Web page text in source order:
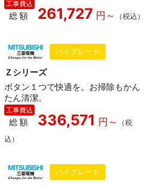
総額 261,727
ハイグレード
Ｚシリーズ
ボタン１つで快適を。お掃除もかん
たん清潔。
総額 336,571
ハイグレード